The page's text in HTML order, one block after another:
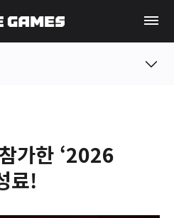
가한 ‘2026
료!